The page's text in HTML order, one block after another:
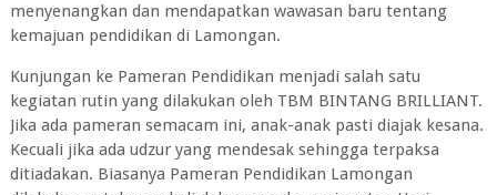
menyenangkan dan mendapatkan wawasan baru tentang
kemajuan pendidikan di Lamongan.
Kunjungan ke Pameran Pendidikan menjadi salah satu
kegiatan rutin yang dilakukan oleh TBM BINTANG BRILLIANT.
Jika ada pameran semacam ini, anak-anak pasti diajak kesana.
Kecuali jika ada udzur yang mendesak sehingga terpaksa
ditiadakan. Biasanya Pameran Pendidikan Lamongan